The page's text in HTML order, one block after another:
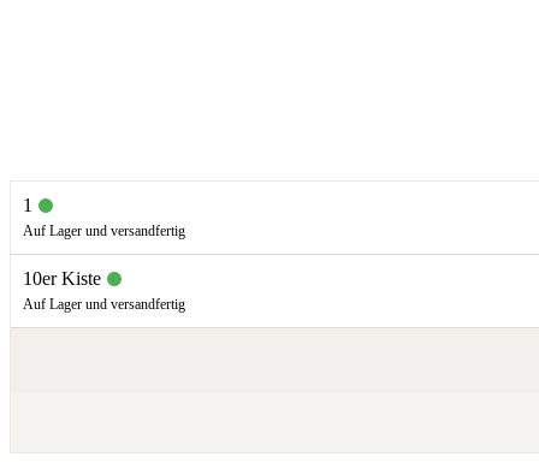
1
Auf Lager und versandfertig
10er Kiste
Auf Lager und versandfertig